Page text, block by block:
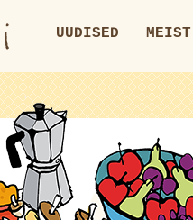
UUDISED MEIST